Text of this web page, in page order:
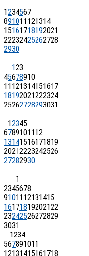
1234567
891011 121314
15161718192021
22232425262728
2930
123
45678910
11 121314151617
18192021222324
25262728293031
12345
67891011 12
13141516171819
20212223242526
27282930
1
2345678
91011 12131415
16171819202122
23242526272829
3031
1234
567891011
12131415161718